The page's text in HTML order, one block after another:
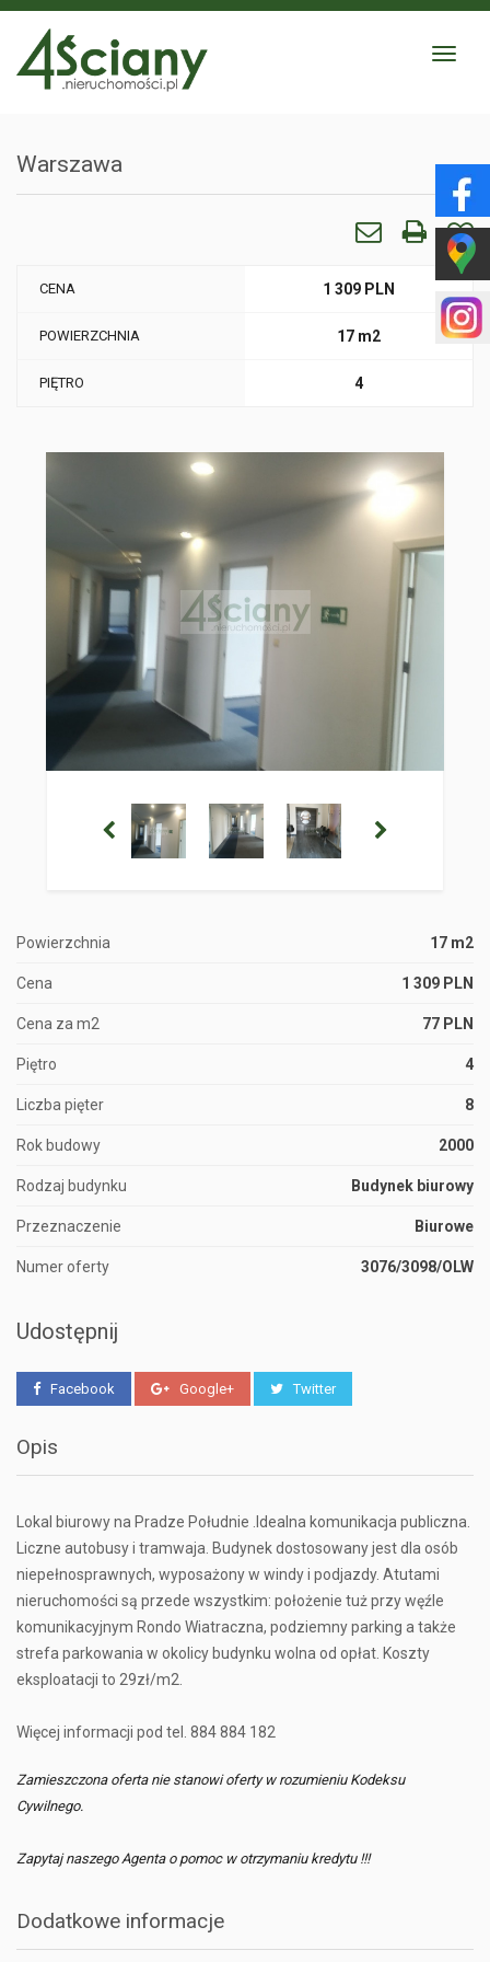
Toggle
Warszawa
CENA 1 309 PLN
POWIERZCHNIA 17 m2
PIĘTRO 4
Powierzchnia 17 m2
Cena 1 309 PLN
Cena za m2 77 PLN
Piętro 4
Liczba pięter 8
Rok budowy 2000
Rodzaj budynku Budynek biurowy
Przeznaczenie Biurowe
Numer oferty 3076/3098/OLW
Udostępnij
Facebook Google+ Twitter
Opis
Lokal biurowy na Pradze Południe .Idealna komunikacja publiczna.
Liczne autobusy i tramwaja. Budynek dostosowany jest dla osób
niepełnosprawnych, wyposażony w windy i podjazdy. Atutami
nieruchomości są przede wszystkim: położenie tuż przy węźle
komunikacyjnym Rondo Wiatraczna, podziemny parking a także
strefa parkowania w okolicy budynku wolna od opłat. Koszty
eksploatacji to 29zł/m2.
Więcej informacji pod tel. 884 884 182
Zamieszczona oferta nie stanowi oferty w rozumieniu Kodeksu
Cywilnego.
Zapytaj naszego Agenta o pomoc w otrzymaniu kredytu !!!
Dodatkowe informacje